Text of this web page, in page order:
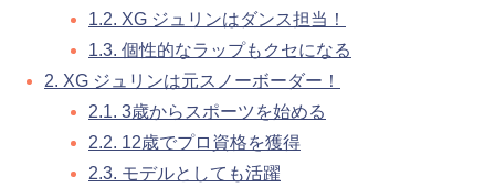
1.2. XG ジュリンはダンス担当！
1.3. 個性的なラップもクセになる
2. XG ジュリンは元スノーボーダー！
2.1. 3歳からスポーツを始める
2.2. 12歳でプロ資格を獲得
2.3. モデルとしても活躍